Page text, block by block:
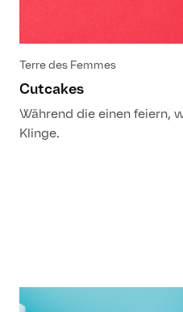
Terre des Femmes
Cutcakes
Während die einen feiern,
Klinge.